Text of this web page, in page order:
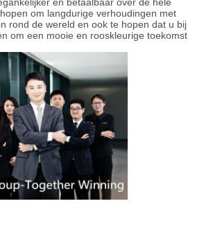
om langdurige verhoudingen met
rond de wereld en ook te hopen dat u bij
om een mooie en rooskleurige toekomst